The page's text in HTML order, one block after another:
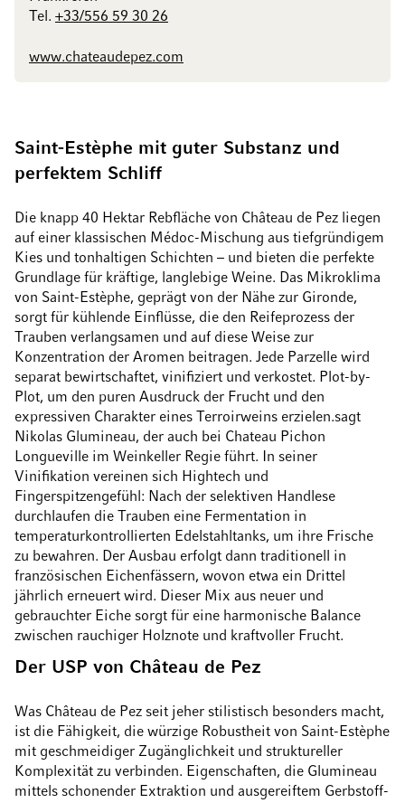
Tel. +33/556 59 30 26
www.chateaudepez.com
Saint-Estèphe mit guter Substanz und
perfektem Schliff
Die knapp 40 Hektar Rebfläche von Château de Pez liegen
auf einer klassischen Médoc-Mischung aus tiefgründigem
Kies und tonhaltigen Schichten – und bieten die perfekte
Grundlage für kräftige, langlebige Weine. Das Mikroklima
von Saint-Estèphe, geprägt von der Nähe zur Gironde,
sorgt für kühlende Einflüsse, die den Reifeprozess der
Trauben verlangsamen und auf diese Weise zur
Konzentration der Aromen beitragen. Jede Parzelle wird
separat bewirtschaftet, vinifiziert und verkostet. Plot-by-
Plot, um den puren Ausdruck der Frucht und den
expressiven Charakter eines Terroirweins erzielen.sagt
Nikolas Glumineau, der auch bei Chateau Pichon
Longueville im Weinkeller Regie führt. In seiner
Vinifikation vereinen sich Hightech und
Fingerspitzengefühl: Nach der selektiven Handlese
durchlaufen die Trauben eine Fermentation in
temperaturkontrollierten Edelstahltanks, um ihre Frische
zu bewahren. Der Ausbau erfolgt dann traditionell in
französischen Eichenfässern, wovon etwa ein Drittel
jährlich erneuert wird. Dieser Mix aus neuer und
gebrauchter Eiche sorgt für eine harmonische Balance
zwischen rauchiger Holznote und kraftvoller Frucht.
Der USP von Château de Pez
Was Château de Pez seit jeher stilistisch besonders macht,
ist die Fähigkeit, die würzige Robustheit von Saint-Estèphe
mit geschmeidiger Zugänglichkeit und struktureller
Komplexität zu verbinden. Eigenschaften, die Glumineau
mittels schonender Extraktion und ausgereiftem Gerbstoff-